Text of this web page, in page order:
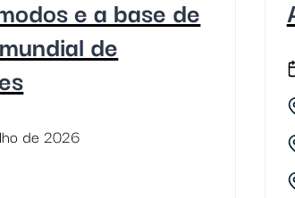
e a base de
de
de 2026